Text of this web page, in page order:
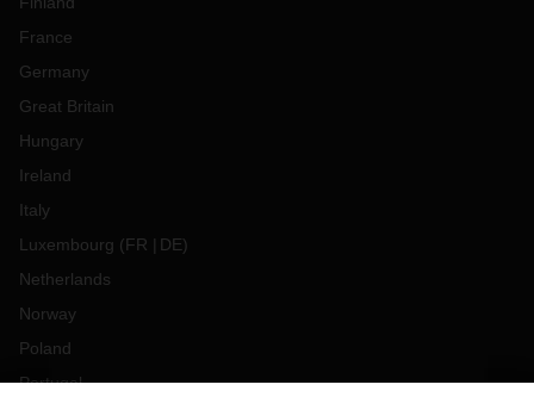
France
Germany
Great Britain
Hungary
Ireland
Italy
Luxembourg (FR DE)
Netherlands
Norway
Poland
Portugal